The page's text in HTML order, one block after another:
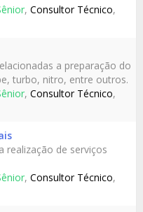
, Consultor Técnico,
a preparação do
turbo, nitro, entre outros.
, Consultor Técnico,
realização de serviços
, Consultor Técnico,